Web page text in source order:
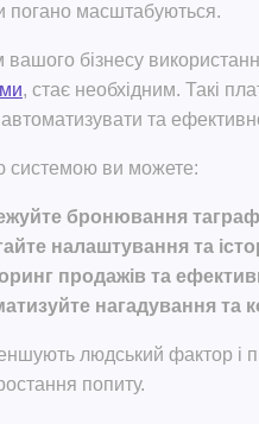
погано масштабуються.
вашого бізнесу
, стає необхідним. Такі
та
системою ви можете:
бронювання та
налаштування та
продажів та
нагадування та
людський фактор і
попиту.